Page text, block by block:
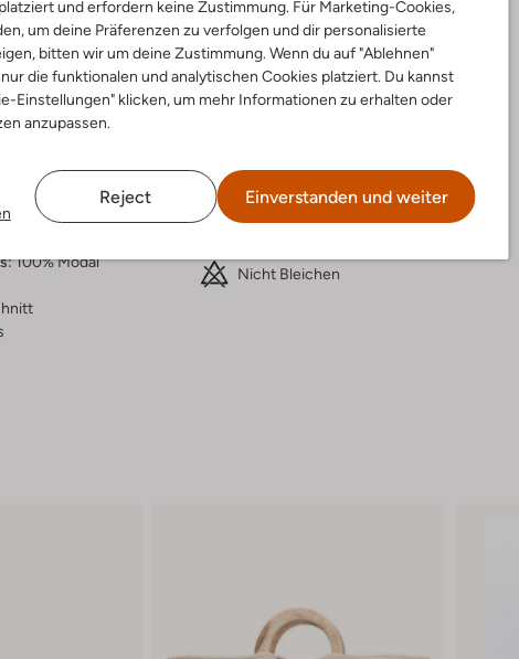
und erfordern keine Zustimmung. Für Marketing-Cookies,
um deine Präferenzen zu verfolgen und dir personalisierte
bitten wir um deine Zustimmung. Wenn du auf "Ablehnen"
die funktionalen und analytischen Cookies platziert. Du kannst
Einstellungen" klicken, um mehr Informationen zu erhalten oder
anzupassen.
Reject Einverstanden und weiter
&
100% Modal
Waschanleitung
Im Schatten trocknen
Nicht Bleichen